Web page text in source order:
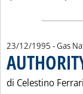
23/12/1995 - Gas
di Celestino